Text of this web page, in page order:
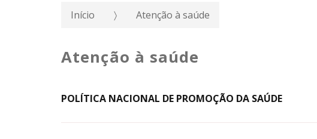
Início Atenção à saúde
Atenção à saúde
POLÍTICA NACIONAL DE PROMOÇÃO DA SAÚDE